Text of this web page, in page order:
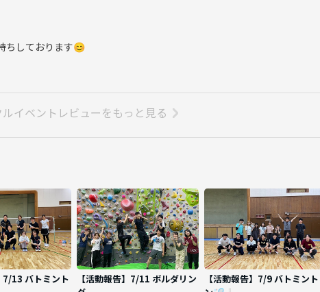
ちしております😊
イベントレビューをもっと見る
7/13 バトミント
【活動報告】7/11 ボルダリン
【活動報告】7/9 バトミント